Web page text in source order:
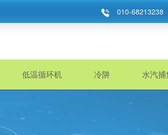
010-68213238
低温循环机 冷阱 水汽捕